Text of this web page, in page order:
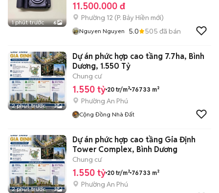
1 phút trước 6
11.500.000 đ
Phường 12 (P. Bảy Hiền mới)
Nguyen Nguyen 5.0 505 đã bán
2 phút trước 3
Dự án phức hợp cao tầng 7.7ha, Bình
Dương, 1.550 Tỷ
Chung cư
1.550 tỷ 20 tr/m² 76733 m²
Phường An Phú
Cộng Đồng Nhà Đất
2 phút trước 3
Dự án phức hợp cao tầng Gia Định
Tower Complex, Bình Dương
Chung cư
1.550 tỷ 20 tr/m² 76733 m²
Phường An Phú